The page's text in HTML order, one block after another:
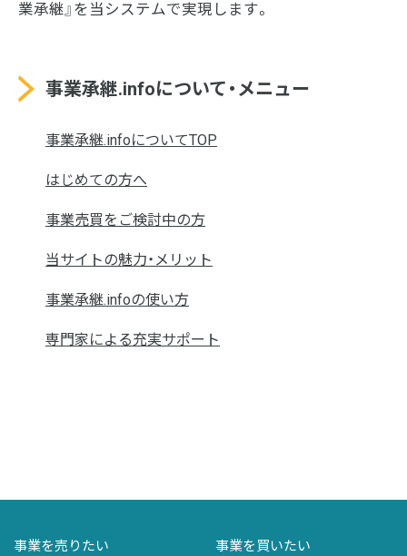
業承継』を当システムで実現します。
事業承継.infoについて・メニュー
事業承継.infoについてTOP
はじめての方へ
事業売買をご検討中の方
当サイトの魅力・メリット
事業承継.infoの使い方
専門家による充実サポート
事業を売りたい 事業を買いたい